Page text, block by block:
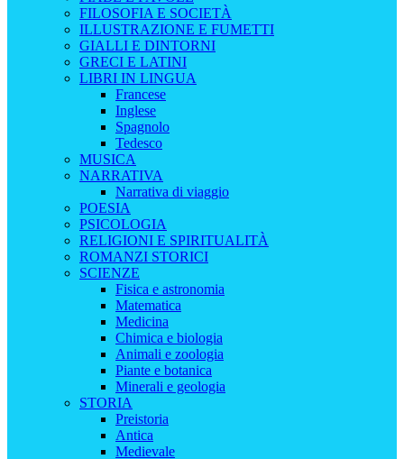
FILOSOFIA E SOCIETÀ
ILLUSTRAZIONE E FUMETTI
GIALLI E DINTORNI
GRECI E LATINI
LIBRI IN LINGUA
Francese
Inglese
Spagnolo
Tedesco
MUSICA
NARRATIVA
Narrativa di viaggio
POESIA
PSICOLOGIA
RELIGIONI E SPIRITUALITÀ
ROMANZI STORICI
SCIENZE
Fisica e astronomia
Matematica
Medicina
Chimica e biologia
Animali e zoologia
Piante e botanica
Minerali e geologia
STORIA
Preistoria
Antica
Medievale